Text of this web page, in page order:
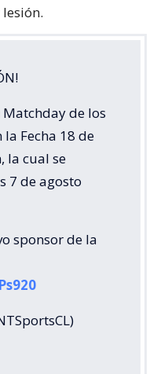
de los
Fecha 18 de
la cual se
7 de agosto
sponsor de la